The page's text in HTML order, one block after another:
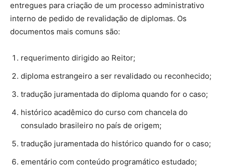
entregues para criação de um processo administrativo
interno de pedido de revalidação de diplomas. Os
documentos mais comuns são:
requerimento dirigido ao Reitor;
diploma estrangeiro a ser revalidado ou reconhecido;
tradução juramentada do diploma quando for o caso;
histórico acadêmico do curso com chancela do
consulado brasileiro no país de origem;
tradução juramentada do histórico quando for o caso;
ementário com conteúdo programático estudado;